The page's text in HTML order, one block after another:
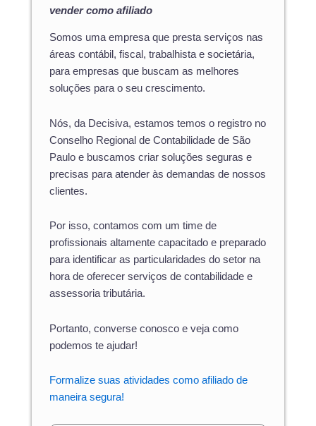
vender como afiliado
Somos uma empresa que presta serviços nas
áreas contábil, fiscal, trabalhista e societária,
para empresas que buscam as melhores
soluções para o seu crescimento.
Nós, da Decisiva, estamos temos o registro no
Conselho Regional de Contabilidade de São
Paulo e buscamos criar soluções seguras e
precisas para atender às demandas de nossos
clientes.
Por isso, contamos com um time de
profissionais altamente capacitado e preparado
para identificar as particularidades do setor na
hora de oferecer serviços de contabilidade e
assessoria tributária.
Portanto, converse conosco e veja como
podemos te ajudar!
Formalize suas atividades como afiliado de
maneira segura!